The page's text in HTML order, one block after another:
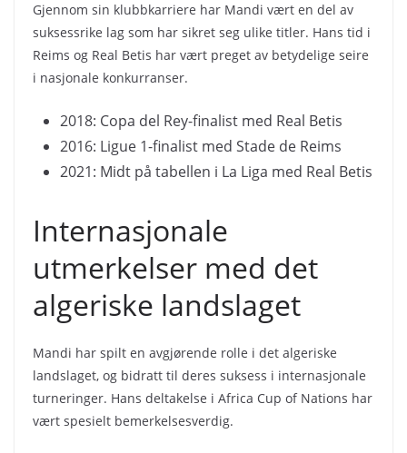
Gjennom sin klubbkarriere har Mandi vært en del av
suksessrike lag som har sikret seg ulike titler. Hans tid i
Reims og Real Betis har vært preget av betydelige seire
i nasjonale konkurranser.
2018: Copa del Rey-finalist med Real Betis
2016: Ligue 1-finalist med Stade de Reims
2021: Midt på tabellen i La Liga med Real Betis
Internasjonale
utmerkelser med det
algeriske landslaget
Mandi har spilt en avgjørende rolle i det algeriske
landslaget, og bidratt til deres suksess i internasjonale
turneringer. Hans deltakelse i Africa Cup of Nations har
vært spesielt bemerkelsesverdig.